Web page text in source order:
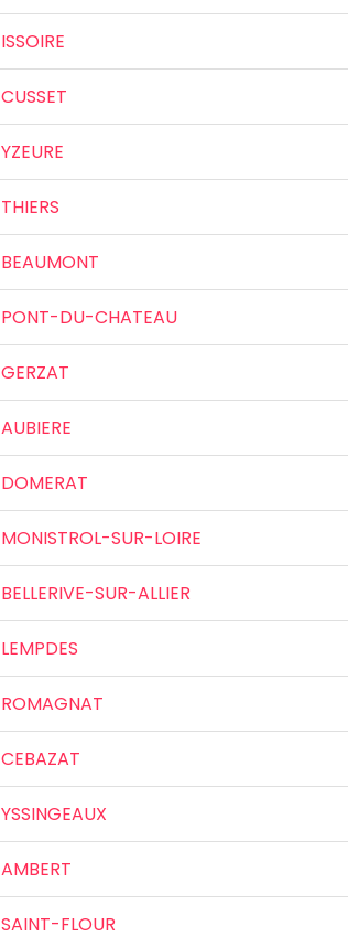
ISSOIRE
CUSSET
YZEURE
THIERS
BEAUMONT
PONT-DU-CHATEAU
GERZAT
AUBIERE
DOMERAT
MONISTROL-SUR-LOIRE
BELLERIVE-SUR-ALLIER
LEMPDES
ROMAGNAT
CEBAZAT
YSSINGEAUX
AMBERT
SAINT-FLOUR